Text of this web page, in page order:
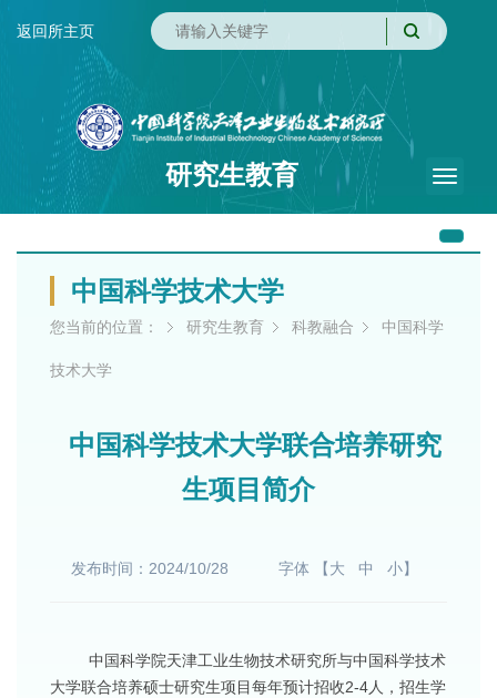
返回所主页
研究生教育
Toggle
中国科学技术大学
您当前的位置： 研究生教育 科教融合 中国科学
技术大学
中国科学技术大学联合培养研究
生项目简介
发布时间：2024/10/28 字体 【大 中 小】
中国科学院天津工业生物技术研究所与中国科学技术
大学联合培养硕士研究生项目每年预计招收2-4人，招生学